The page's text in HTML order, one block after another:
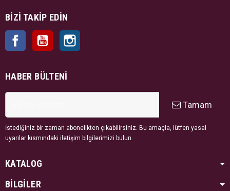
BIZI TAKIP EDIN
Facebook YouTube
HABER BÜLTENI
Tamam
İstediğiniz bir zaman abonelikten çıkabilirsiniz. Bu amaçla, lütfen yasal
uyarılar kısmındaki iletişim bilgilerimizi bulun.
KATALOG
BİLGİLER